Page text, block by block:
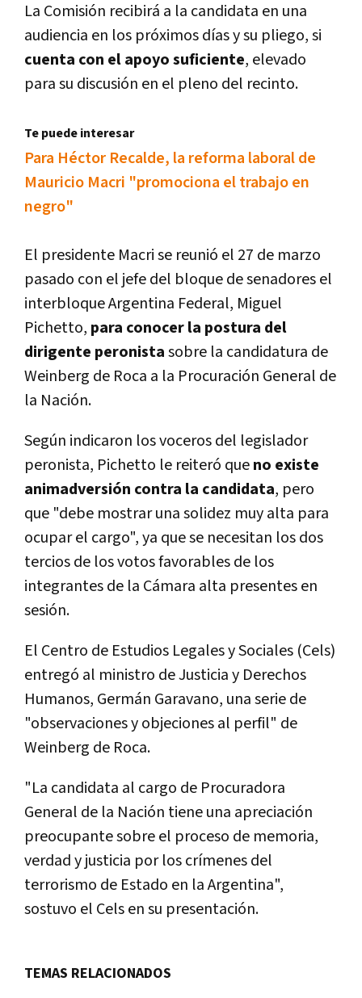
La Comisión recibirá a la candidata en una
audiencia en los próximos dí­as y su pliego, si
cuenta con el apoyo suficiente, elevado
para su discusión en el pleno del recinto.
Te puede interesar
Para Héctor Recalde, la reforma laboral de
Mauricio Macri "promociona el trabajo en
negro"
El presidente Macri se reunió el 27 de marzo
pasado con el jefe del bloque de senadores el
interbloque Argentina Federal, Miguel
Pichetto, para conocer la postura del
dirigente peronistasobre la candidatura de
Weinberg de Roca a la Procuración General de
la Nación.
Según indicaron los voceros del legislador
peronista, Pichetto le reiteró queno existe
animadversión contra la candidata, pero
que "debe mostrar una solidez muy alta para
ocupar el cargo", ya que se necesitan los dos
tercios de los votos favorables de los
integrantes de la Cámara alta presentes en
sesión.
El Centro de Estudios Legales y Sociales (Cels)
entregó al ministro de Justicia y Derechos
Humanos, Germán Garavano, una serie de
"observaciones y objeciones al perfil" de
Weinberg de Roca.
"La candidata al cargo de Procuradora
General de la Nación tiene una apreciación
preocupante sobre el proceso de memoria,
verdad y justicia por los crí­menes del
terrorismo de Estado en la Argentina",
sostuvo el Cels en su presentación.
TEMAS RELACIONADOS